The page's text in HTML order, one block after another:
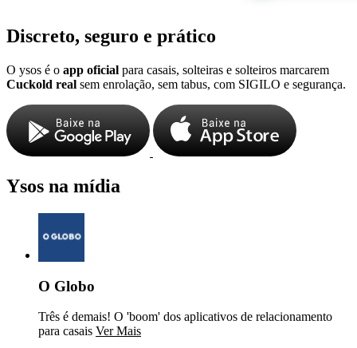
Discreto, seguro e prático
O ysos é o app oficial para casais, solteiras e solteiros marcarem
Cuckold real sem enrolação, sem tabus, com SIGILO e segurança.
Ysos na mídia
O Globo
Três é demais! O 'boom' dos aplicativos de relacionamento
para casais Ver Mais